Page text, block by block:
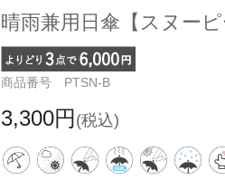
晴雨兼用日傘【スヌーピ
商品番号 PTSN-B
3,300円 (税込)